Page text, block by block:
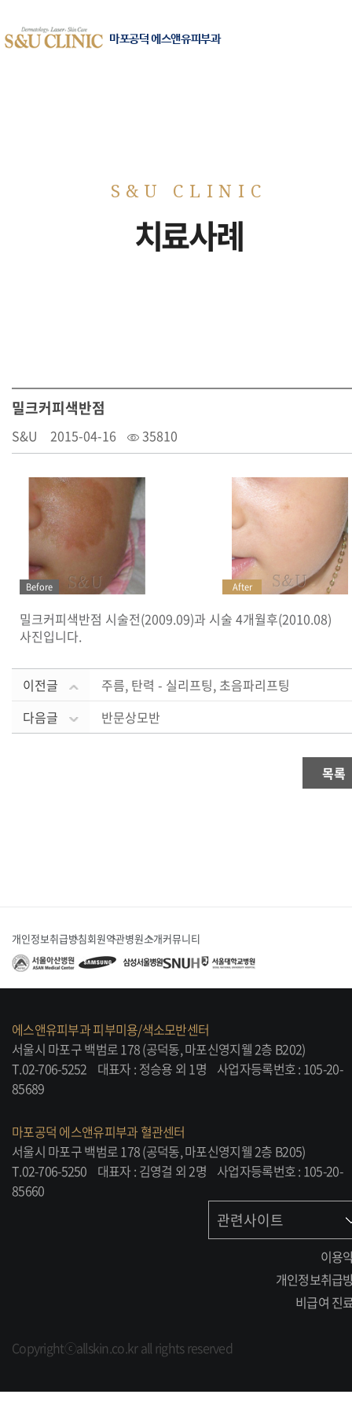
마포공덕 에스앤유피부과
치료사례
밀크커피색반점
S&U 2015-04-16 35810
Before After
밀크커피색반점 시술전(2009.09)과 시술 4개월후(2010.08)
사진입니다.
이전글
주름, 탄력 - 실리프팅, 초음파리프팅
다음글
반문상모반
목록
개인정보취급방침회원약관병원소개커뮤니티
에스앤유피부과 피부미용/색소모반센터
서울시 마포구 백범로 178 (공덕동, 마포신영지웰 2층 B202)
T.02-706-5252
대표자 : 정승용 외 1명
사업자등록번호 : 105-20-
85689
마포공덕 에스앤유피부과 혈관센터
서울시 마포구 백범로 178 (공덕동, 마포신영지웰 2층 B205)
T.02-706-5250
대표자 : 김영걸 외 2명
사업자등록번호 : 105-20-
85660
관련사이트
이용
개인정보취급
비급여 진
Copyrightⓒallskin.co.kr all rights reserved